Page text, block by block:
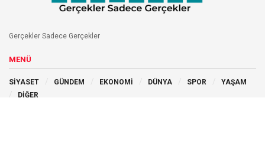
Gerçekler Sadece Gerçekler
MENÜ
SİYASET GÜNDEM EKONOMİ DÜNYA SPOR
YAŞAM
DİĞER